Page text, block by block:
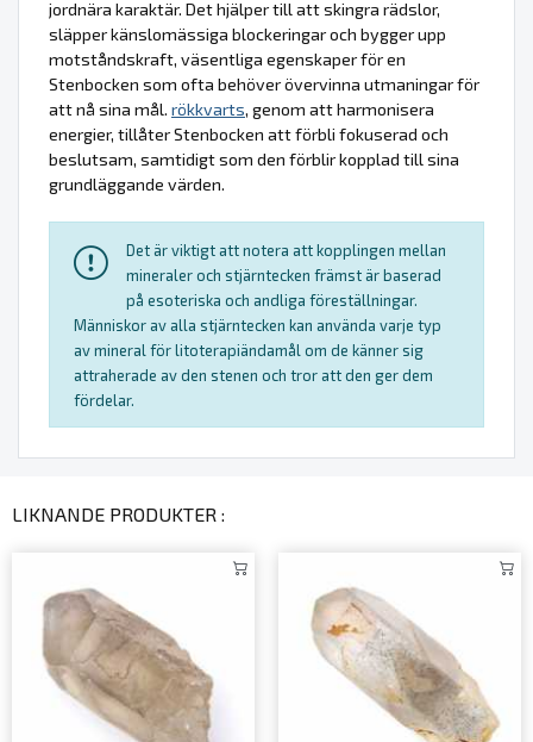
jordnära karaktär. Det hjälper till att skingra rädslor,
släpper känslomässiga blockeringar och bygger upp
motståndskraft, väsentliga egenskaper för en
Stenbocken som ofta behöver övervinna utmaningar för
att nå sina mål. rökkvarts, genom att harmonisera
energier, tillåter Stenbocken att förbli fokuserad och
beslutsam, samtidigt som den förblir kopplad till sina
grundläggande värden.
Det är viktigt att notera att kopplingen mellan
mineraler och stjärntecken främst är baserad
på esoteriska och andliga föreställningar.
Människor av alla stjärntecken kan använda varje typ
av mineral för litoterapiändamål om de känner sig
attraherade av den stenen och tror att den ger dem
fördelar.
LIKNANDE PRODUKTER :